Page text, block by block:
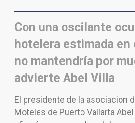
Con una oscilante
hotelera estimada en
no mantendría por
advierte Abel Villa
El presidente de la asociación
Moteles de Puerto Vallarta